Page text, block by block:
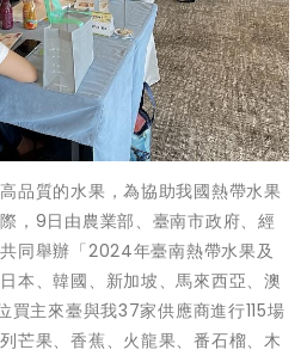
品質的水果，為協助我國熱帶水果
，9日由農業部、臺南市政府、經
同舉辦「2024年臺南熱帶水果及
本、韓國、新加坡、馬來西亞、澳
買主來臺與我37家供應商進行115場
芒果、香蕉、火龍果、番石榴、木